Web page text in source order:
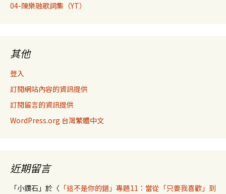
04-陳樂融歌詞集（YT）
其他
登入
訂閱網站內容的資訊提供
訂閱留言的資訊提供
WordPress.org 台灣繁體中文
近期留言
「小鑽石 」於〈 「這不是你的錯」專題11：當從「只要我喜歡」到